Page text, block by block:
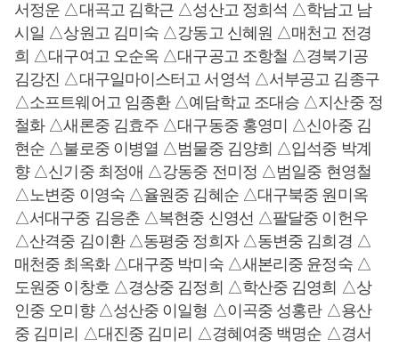
서정운 △대곡고 김학근 △성산고 정희석 △학남고 남
시일 △상원고 김미숙 △강동고 신혜원 △매천고 전경
희 △대구여고 오순옥 △대구공고 조항철 △경북기공
김강진 △대구일마이스터고 서영석 △서부공고 김종구
△소프트웨어고 임종환 △예담학교 조대승 △지산중 정
철화 △새론중 김효주 △대구동중 홍영미 △신아중 김
현순 △불로중 이병열 △범물중 김양희 △입석중 박계
향 △신기중 최정애 △강동중 전미정 △범일중 현영철
△노변중 이영숙 △율원중 김혜순 △대구북중 원미옥
△서대구중 김응춘 △복현중 신영선 △팔달중 이헌우
△산격중 김이환 △동평중 정희자 △동변중 김희경 △
매천중 최옥화 △대구중 박미숙 △새본리중 윤정숙 △
도원중 이창호 △경상중 김정희 △학산중 김영희 △상
인중 오미향 △성산중 이일형 △이곡중 성홍란 △용산
중 김미리 △대진중 김미리 △경혜여중 백명순 △경서